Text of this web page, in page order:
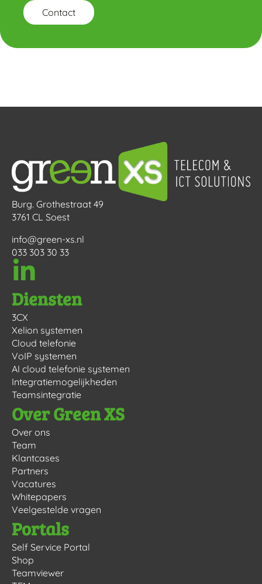
Contact
Burg. Grothestraat 49
3761 CL Soest
info@green-xs.nl
033 303 30 33
Diensten
3CX
Xelion systemen
Cloud telefonie
VoIP systemen
AI cloud telefonie systemen
Integratiemogelijkheden
Teamsintegratie
Over Green XS
Over ons
Team
Klantcases
Partners
Vacatures
Whitepapers
Veelgestelde vragen
Portals
Self Service Portal
Shop
Teamviewer